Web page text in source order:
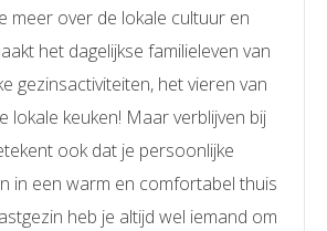
meer over de lokale cultuur en
het dagelijkse familieleven van
gezinsactiviteiten, het vieren van
lokale keuken! Maar verblijven bij
ook dat je persoonlijke
in een warm en comfortabel thuis
heb je altijd wel iemand om